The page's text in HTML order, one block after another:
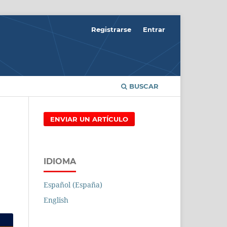
BUSCAR
Registrarse Entrar
ENVIAR UN ARTÍCULO
IDIOMA
Español (España)
English